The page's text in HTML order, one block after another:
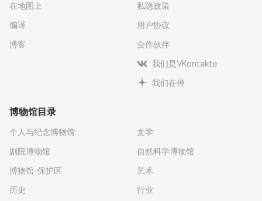
在地图上
编译
博客
私隐政策
用户协议
合作伙伴
我们是VKontakte
我们在禅
博物馆目录
个人与纪念博物馆
剧院博物馆
博物馆-保护区
历史
文学
自然科学博物馆
艺术
行业